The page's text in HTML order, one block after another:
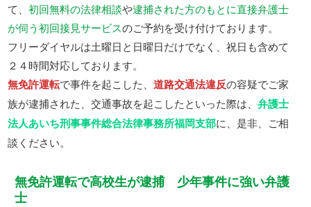
て、初回無料の法律相談や逮捕された方のもとに直接弁護士
が伺う初回接見サービスのご予約を受け付けております。
フリーダイヤルは土曜日と日曜日だけでなく、祝日も含めて
２４時間対応しております。
無免許運転で事件を起こした、道路交通法違反の容疑でご家
族が逮捕された、交通事故を起こしたといった際は、弁護士
法人あいち刑事事件総合法律事務所福岡支部に、是非、ご相
談ください。
無免許運転で高校生が逮捕 少年事件に強い弁護
士